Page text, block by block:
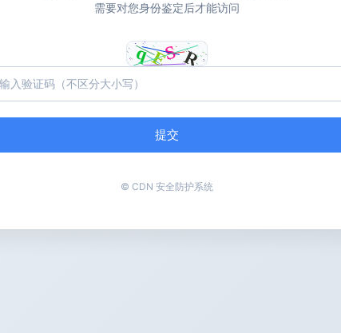
需要对您身份鉴定后才能访问
提交
© CDN 安全防护系统